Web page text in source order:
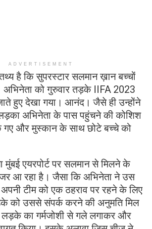
ADVERTISEMENT
है कि सुपरस्टार सलमान ख़ान बच्चों
अभिनेता को गुरुवार तड़के IIFA 2023
हुए देखा गया। आनंद। जैसे ही उन्होंने
अभिनेता के पास पहुंचने की कोशिश
गए और मुस्कान के साथ छोटे बच्चे को
मुंबई एयरपोर्ट पर सलमान से मिलने के
आ रहा है। जैसा कि अभिनेता ने उस
अपनी टीम को एक ठहराव पर रहने के लिए
को उससे संपर्क करने की अनुमति मिल
का गर्मजोशी से गले लगाकर और